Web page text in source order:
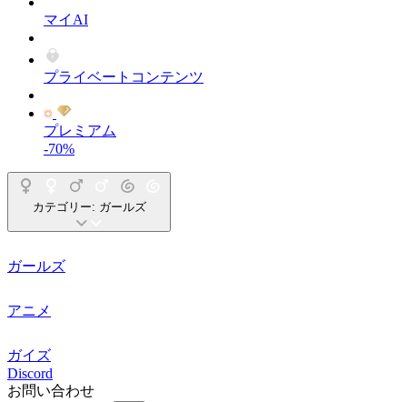
マイAI
プライベートコンテンツ
プレミアム
-70%
カテゴリー: ガールズ
ガールズ
アニメ
ガイズ
Discord
お問い合わせ